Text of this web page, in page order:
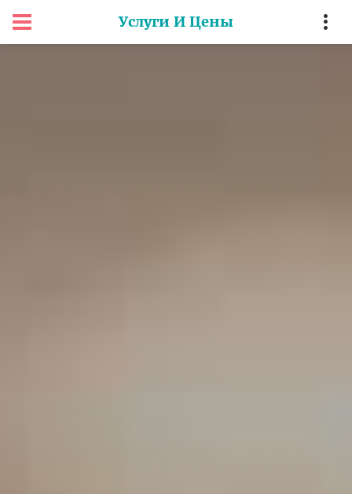
Услуги И Цены